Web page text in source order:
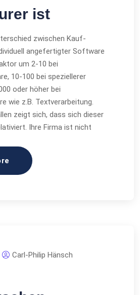
ist
zwischen Kauf-
angefertigter Software
um 2-10 bei
10-100 bei speziellerer
oder höher bei
wie z.B. Textverarbeitung.
zeigt sich, dass sich dieser
Ihre Firma ist nicht
Carl-Philip Hänsch